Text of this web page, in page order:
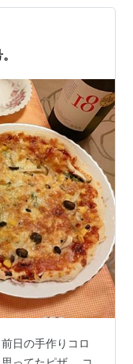
は……、兄を殴る
兄のことを……、
日の手作りコロ